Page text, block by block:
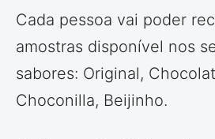
Cada pessoa vai poder
amostras disponível nos
sabores: Original,
Choconilla, Beijinho.